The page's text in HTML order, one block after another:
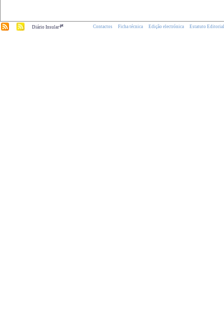
Diário Insular.pt Contactos Ficha técnica Edição electrónica Estatuto Editorial